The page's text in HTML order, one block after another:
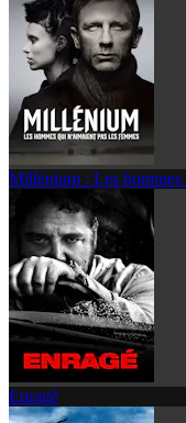
Millénium : Les hommes
Enragé